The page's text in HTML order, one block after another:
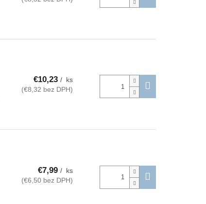
€10,23/ ks
(€8,32 bez DPH)
€7,99/ ks
(€6,50 bez DPH)